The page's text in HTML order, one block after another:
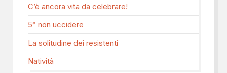
C’è ancora vita da celebrare!
5° non uccidere
La solitudine dei resistenti
Natività